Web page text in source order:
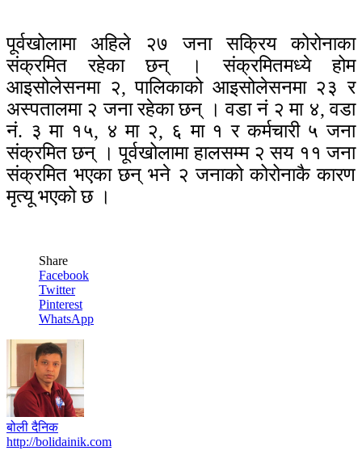
पूर्वखोलामा अहिले २७ जना सक्रिय कोरोनाका
संक्रमित रहेका छन् । संक्रमितमध्ये होम
आइसोलेसनमा २, पालिकाको आइसोलेसनमा २३ र
अस्पतालमा २ जना रहेका छन् । वडा नं २ मा ४, वडा
नं. ३ मा १५, ४ मा २, ६ मा १ र कर्मचारी ५ जना
संक्रमित छन् । पूर्वखोलामा हालसम्म २ सय ११ जना
संक्रमित भएका छन् भने २ जनाको कोरोनाकै कारण
मृत्यू भएको छ ।
Share
Facebook
Twitter
Pinterest
WhatsApp
बोली दैनिक
http://bolidainik.com